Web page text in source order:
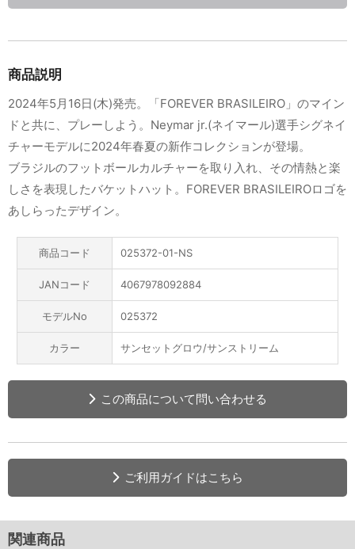
商品説明
2024年5月16日(木)発売。「FOREVER BRASILEIRO」のマイン
ドと共に、プレーしよう。Neymar jr.(ネイマール)選手シグネイ
チャーモデルに2024年春夏の新作コレクションが登場。
ブラジルのフットボールカルチャーを取り入れ、その情熱と楽
しさを表現したバケットハット。FOREVER BRASILEIROロゴを
あしらったデザイン。
商品コード 025372-01-NS
JANコード 4067978092884
モデルNo 025372
カラー サンセットグロウ/サンストリーム
この商品について問い合わせる
ご利用ガイドはこちら
関連商品